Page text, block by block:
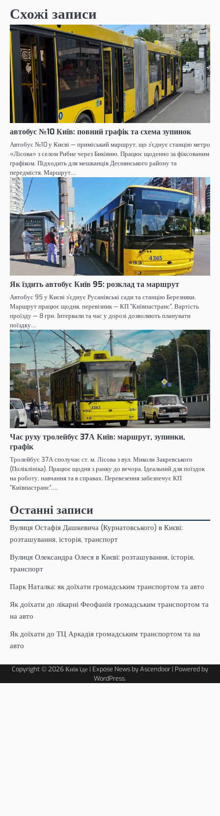
Схожі записи
автобус №10 Київ: повний графік та схема зупинок
Автобус №10 у Києві — приміський маршрут, що з’єднує станцію метро
«Лісова» з селом Рибне через Биківню. Працює щоденно за фіксованим
графіком. Підходить для мешканців Деснянського району та
передмістя. Маршрут…
Як їздить автобус Київ 95: розклад та маршрут
Автобус 95 у Києві з’єднує Русанівські сади та станцію Березняки.
Маршрут працює щодня, перевізник — КП “Київпастранс”. Вартість
проїзду — 8 грн. Інтервали та час у дорозі дозволяють планувати
поїздку…
Час руху тролейбус 37А Київ: маршрут, зупинки,
графік
Тролейбус 37А сполучає ст. м. Лісова з вул. Миколи Закревського
(Поліклініка). Працює щодня з ранку до вечора. Ідеальний для поїздок
на роботу, навчання та в справах. Перевезення забезпечує КП
“Київпастранс”.…
Останні записи
Вулиця Остафія Дашкевича (Курнатовського) в Києві:
розташування, історія, транспорт
Вулиця Олександра Олеся в Києві: розташування, історія,
транспорт
Парк Наталка: як доїхати громадським транспортом та авто
Як доїхати до лікарні Феофанія громадським транспортом та
на авто
Як доїхати до ТЦ Аркадія громадським транспортом та на
авто
Copyright © 2026Київ їде | Expose News byAscendoor | Powered by
WordPress.